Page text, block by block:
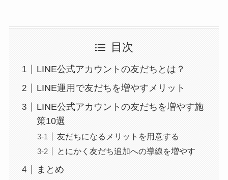
目次
LINE公式アカウントの友だちとは？
LINE運用で友だちを増やすメリット
LINE公式アカウントの友だちを増やす施
策10選
友だちになるメリットを用意する
とにかく友だち追加への導線を増やす
まとめ